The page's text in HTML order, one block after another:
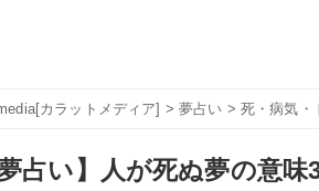
カラットメディア] >夢占い > 死・病気・
夢占い】人が死ぬ夢の意